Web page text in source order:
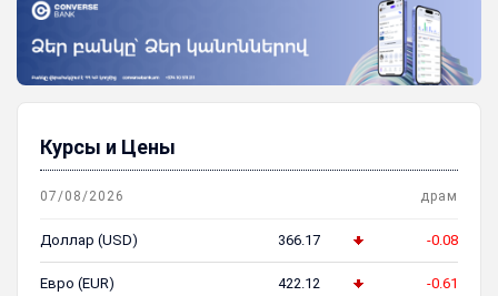
Курсы и Цены
07/08/2026 драм
Доллар (USD) 366.17 -0.08
Евро (EUR) 422.12 -0.61